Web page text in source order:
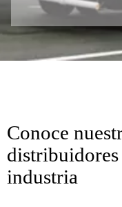
Conoce
industria